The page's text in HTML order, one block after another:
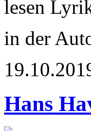
in der
Hans